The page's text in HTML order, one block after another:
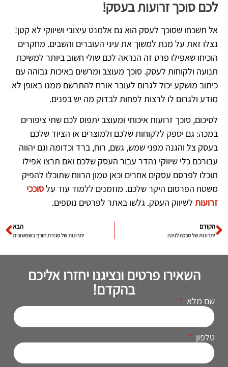
לכם סוכך זרועות בעסק!
אל תשכחו שסוכך לעסק הוא גם אלמנט עיצובי ושיווקי לא קטן!
נצלו זאת על מנת למשוך את עיני העוברים והשבים. מחקרים
הוכיחו שאפילו פרט זה הנראה לכם שולי חשוב ביותר למשיכת
תנועה ולקוחות לעסק. סוכך מעוצב ומרשים באיכות גבוהה עם
כיתוב מושקע יכול לגרום לעובר אורח להתרשם ממנו באופן לא
מודע ולגרום לו לרצות לפחות לבדוק מה יש בפנים.
לסיכום, סוכך זרועות איכותי ומעוצב יתפוס לכם שתי ציפורים
במכה: גם יספק ללקוחות שלכם ולמוצרים או הציוד שלכם
בעסק צל והגנה מפני שמש, גשם, רוח, ברד וכדומה וגם יהווה
עבורכם כלי שיווקי נהדר עבור העסק שלכם ואם תרצו אפילו
תוכלו לפרסם עסקים אחרים וכאן טמון הרווח שתוכלו להפיק
משטח הפרסום היקר שלכם. מוזמנים ללמוד עוד עלסוככי
זרועות לשיווק העסק. גלשו באתר לפרטים נוספים.
הקודם
יתרונות של סככה לגינה
הבא
יתרונות של סגירת חורף בשמשונית
השאירו פרטים ונציגנו יחזרו אליכם
בהקדם!
שם מלא
טלפון